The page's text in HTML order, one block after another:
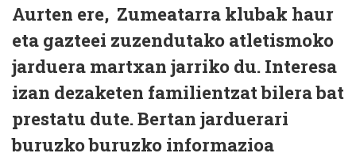
Aurten ere, Zumeatarra klubak haur
eta gazteei zuzendutako atletismoko
jarduera martxan jarriko du. Interesa
izan dezaketen familientzat bilera bat
prestatu dute. Bertan jarduerari
buruzko buruzko informazioa